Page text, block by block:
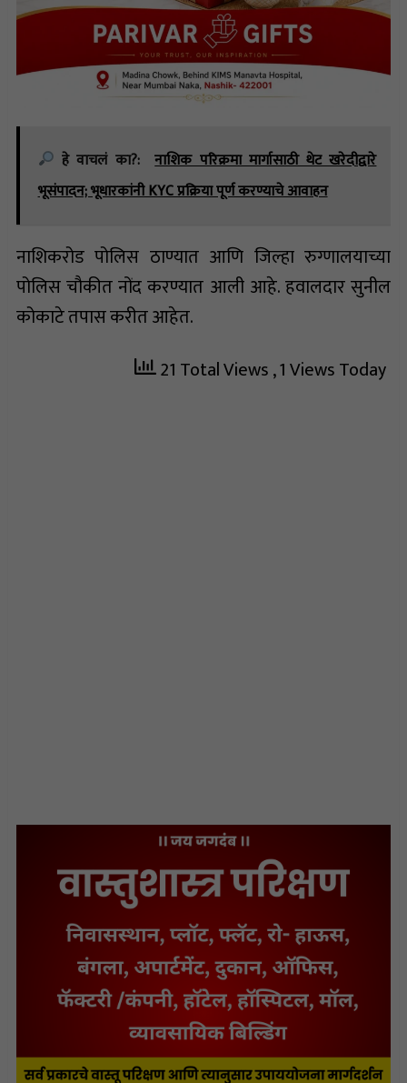
हे वाचलं का?:
नाशिक परिक्रमा मार्गासाठी थेट खरेदीद्वारे
भूसंपादन; भूधारकांनी KYC प्रक्रिया पूर्ण करण्याचे आवाहन
नाशिकरोड पोलिस ठाण्यात आणि जिल्हा रुग्णालयाच्या
पोलिस चौकीत नोंद करण्यात आली आहे. हवालदार सुनील
कोकाटे तपास करीत आहेत.
21 Total Views, 1 Views Today